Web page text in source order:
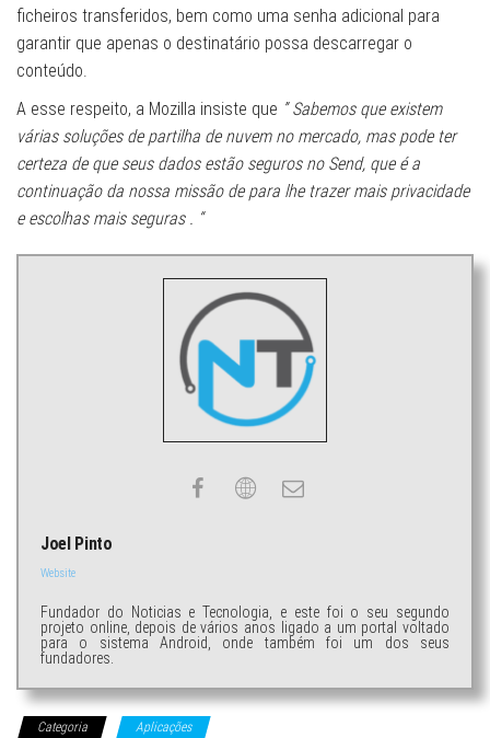
ficheiros transferidos, bem como uma senha adicional para
garantir que apenas o destinatário possa descarregar o
conteúdo.
A esse respeito, a Mozilla insiste que ” Sabemos que existem
várias soluções de partilha de nuvem no mercado, mas pode ter
certeza de que seus dados estão seguros no Send, que é a
continuação da nossa missão de para lhe trazer mais privacidade
e escolhas mais seguras . “
Joel Pinto
Website
Fundador do Noticias e Tecnologia, e este foi o seu segundo
projeto online, depois de vários anos ligado a um portal voltado
para o sistema Android, onde também foi um dos seus
fundadores.
Categoria Aplicações